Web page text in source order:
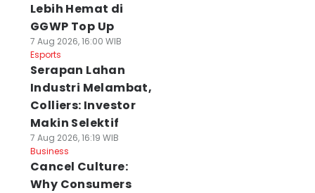
Lebih Hemat di
GGWP Top Up
7 Aug 2026, 16:00 WIB
Esports
Serapan Lahan
Industri Melambat,
Colliers: Investor
Makin Selektif
7 Aug 2026, 16:19 WIB
Business
Cancel Culture:
Why Consumers